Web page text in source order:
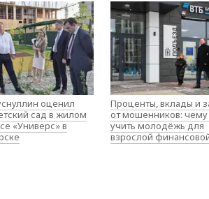
оценил
сад в жилом
«Универс» в
Проценты, вклады и
от мошенников: чему
учить молодёжь для
взрослой